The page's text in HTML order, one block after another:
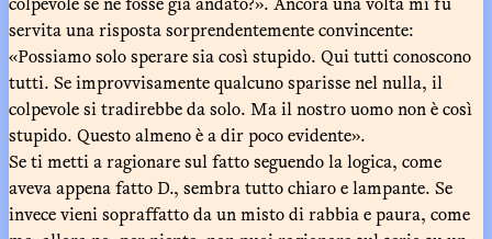
servita una risposta sorprendentemente convincente:
«Possiamo solo sperare sia così stupido. Qui tutti conoscono
tutti. Se improvvisamente qualcuno sparisse nel nulla, il
colpevole si tradirebbe da solo. Ma il nostro uomo non è così
stupido. Questo almeno è a dir poco evidente».
Se ti metti a ragionare sul fatto seguendo la logica, come
aveva appena fatto D., sembra tutto chiaro e lampante. Se
invece vieni sopraffatto da un misto di rabbia e paura, come